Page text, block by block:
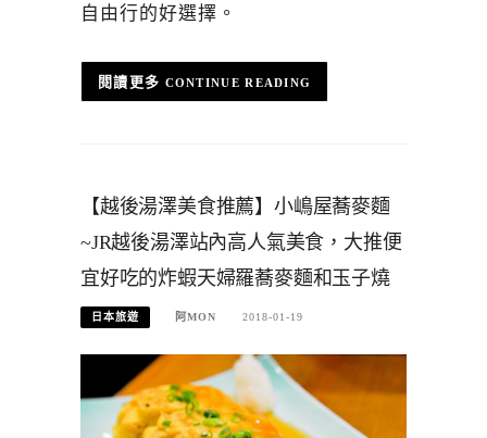
自由行的好選擇。
CONTINUE READING
【越後湯澤美食推薦】小嶋屋蕎麥麵
~JR越後湯澤站內高人氣美食，大推便
宜好吃的炸蝦天婦羅蕎麥麵和玉子燒
日本旅遊 阿MON 2018-01-19